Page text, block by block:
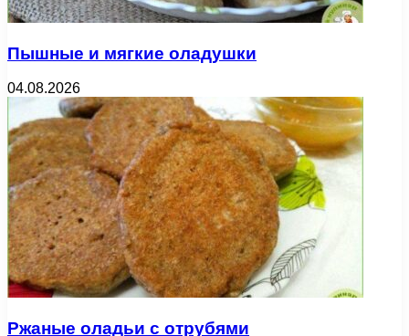
Пышные и мягкие оладушки
04.08.2026
Ржаные оладьи с отрубями